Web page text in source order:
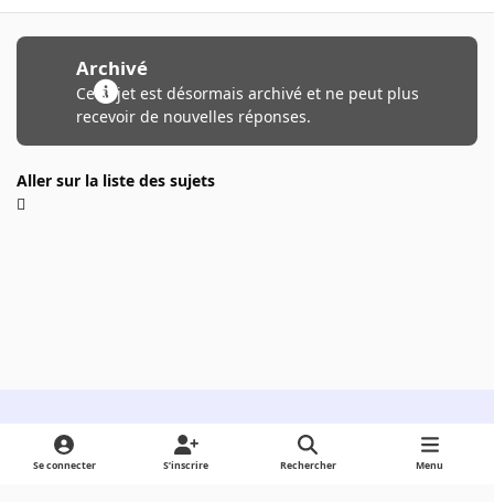
Archivé
Ce sujet est désormais archivé et ne peut plus
recevoir de nouvelles réponses.
Aller sur la liste des sujets
Light ModeDark ModeSystem Preference
Se connecter S’inscrire Rechercher Menu